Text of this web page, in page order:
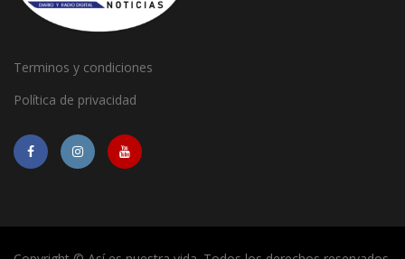
Terminos y condiciones
Política de privacidad